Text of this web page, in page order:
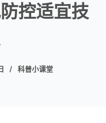
控适宜技
科普小课堂